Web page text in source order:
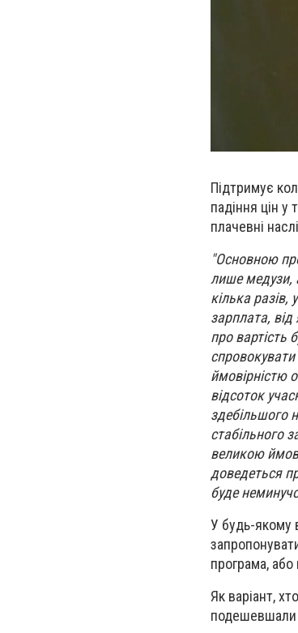
Підтримує
падіння цін
плачевні
"Основною
лише медузи,
кілька
зарплата,
про вартість
ймовірністю
відсоток
здебільшого
стабільного
великою
доведеться
буде
У будь-якому
програма, або
Як варіант,
подешевшали